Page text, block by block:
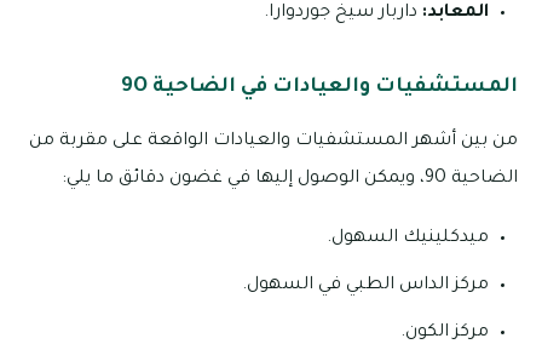
المعابد: داربار سيخ جوردوارا.
المستشفيات والعيادات في الضاحية 9O
من بين أشهر المستشفيات والعيادات الواقعة على مقربة من
الضاحية 9O، ويمكن الوصول إليها في غضون دقائق ما يلي:
ميدكلينيك السهول.
مركز الداس الطبي في السهول.
مركز الكون.